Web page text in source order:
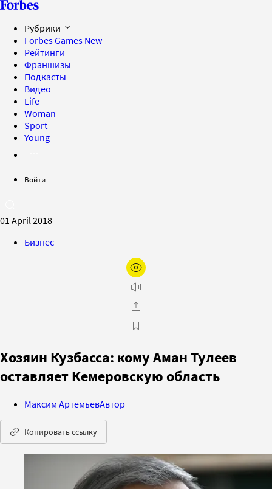
Рубрики
Forbes Games New
Рейтинги
Франшизы
Подкасты
Видео
Life
Woman
Sport
Young
Войти
01 April 2018
Бизнес
Хозяин Кузбасса: кому Аман Тулеев
оставляет Кемеровскую область
Максим АртемьевАвтор
Копировать ссылку